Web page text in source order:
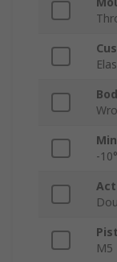
-
M5